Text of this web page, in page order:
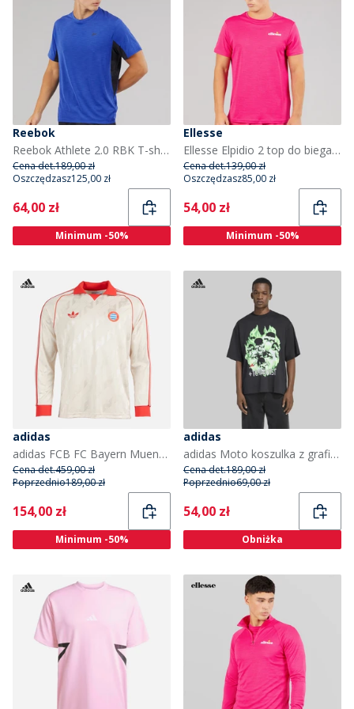
Reebok
Reebok Athlete 2.0 RBK T-shirt z technologią Chill dla niego kolor Boundless Blue
Cena det.189,00 zł
Oszczędzasz125,00 zł
Current
64,00 zł
Minimum -50%
Ellesse
Ellesse Elpidio 2 top do biegania dla niego kolor Hot Pink
Cena det.139,00 zł
Oszczędzasz85,00 zł
Current
54,00 zł
Minimum -50%
adidas
adidas FCB FC Bayern Muenchen Koszulka Retro z długim rękawem dla niego kolor Linen
Cena det.459,00 zł
Poprzednio189,00 zł
Current
154,00 zł
Minimum -50%
adidas
adidas Moto koszulka z grafiką Teamgeist dla niego kolor Czarny
Cena det.189,00 zł
Poprzednio69,00 zł
Current
54,00 zł
Obniżka